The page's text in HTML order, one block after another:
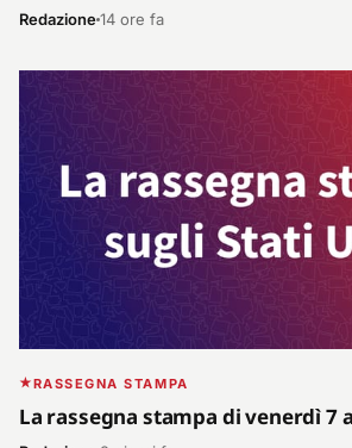
Redazione14 ore fa
RASSEGNA STAMPA
La rassegna stampa di venerdì 7